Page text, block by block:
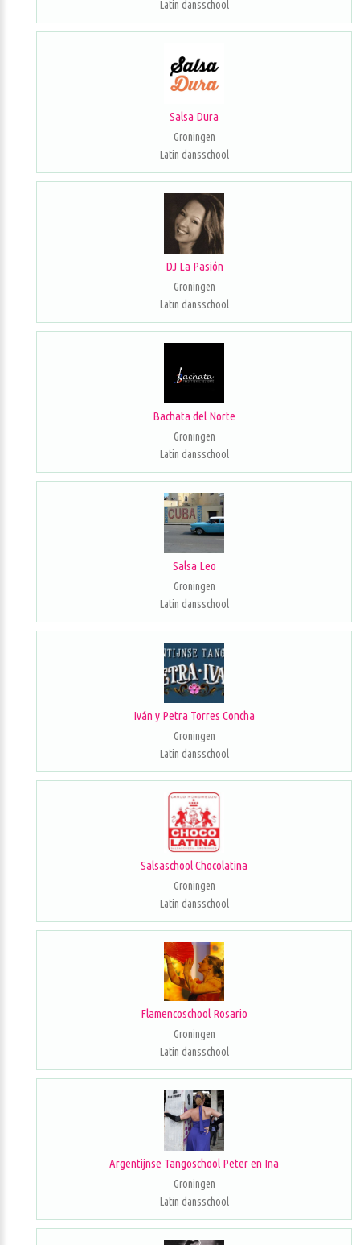
Latin dansschool
Salsa Dura
Groningen
Latin dansschool
DJ La Pasión
Groningen
Latin dansschool
Bachata del Norte
Groningen
Latin dansschool
Salsa Leo
Groningen
Latin dansschool
Iván y Petra Torres Concha
Groningen
Latin dansschool
Salsaschool Chocolatina
Groningen
Latin dansschool
Flamencoschool Rosario
Groningen
Latin dansschool
Argentijnse Tangoschool Peter en Ina
Groningen
Latin dansschool